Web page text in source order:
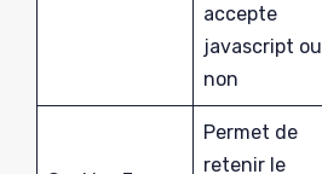
accepte
javascript ou
non
Permet de
retenir le